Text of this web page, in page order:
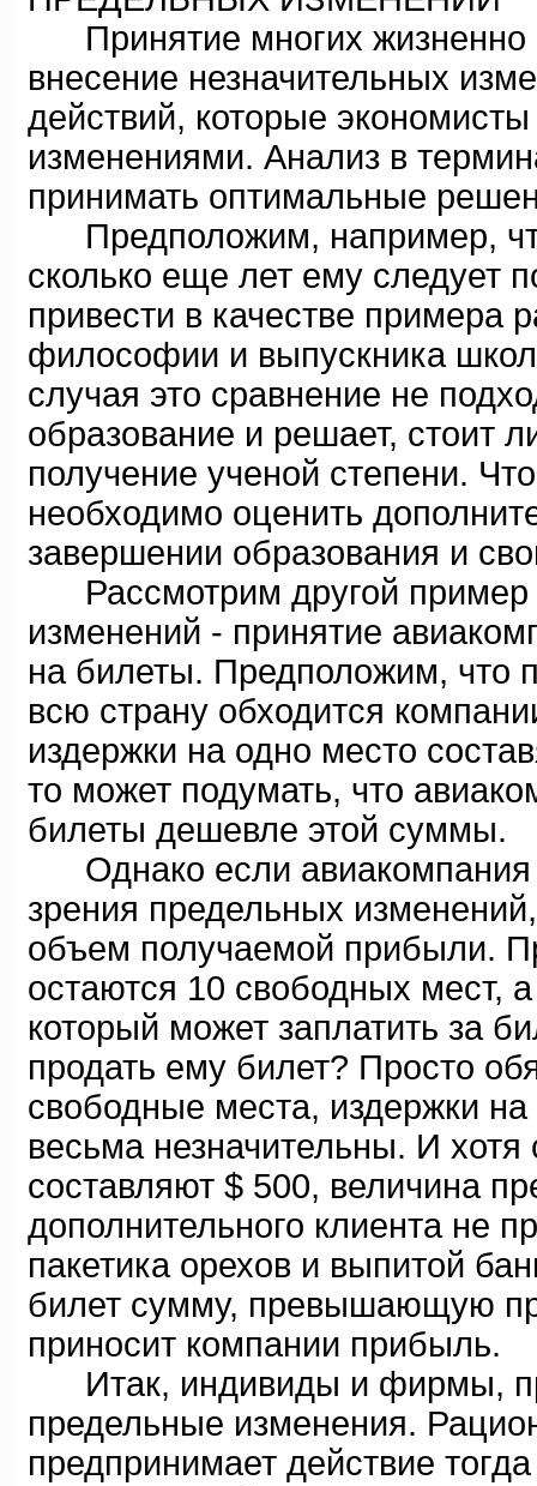
Принятие многих жизненно
внесение незначительных
действий, которые
изменениями. Анализ в
принимать оптимальные
Предположим, например,
сколько еще лет ему следует
привести в качестве примера
философии и выпускника
случая это сравнение не
образование и решает, стоит
получение ученой степени.
необходимо оценить
завершении образования и
Рассмотрим другой пример
изменений - принятие
на билеты. Предположим, что
всю страну обходится
издержки на одно место
то может подумать, что
билеты дешевле этой суммы.
Однако если авиакомпания
зрения предельных
объем получаемой прибыли.
остаются 10 свободных мест,
который может заплатить за
продать ему билет? Просто
свободные места, издержки
весьма незначительны. И
составляют $ 500, величина
дополнительного клиента не
пакетика орехов и выпитой
билет сумму, превышающую
приносит компании прибыль.
Итак, индивиды и фирмы,
предельные изменения.
предпринимает действие